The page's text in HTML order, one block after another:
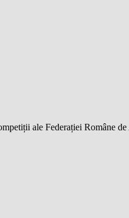
ale Federației Române